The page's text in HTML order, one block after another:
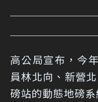
高公局宣布，今
員林北向、新營
磅站的動態地磅系